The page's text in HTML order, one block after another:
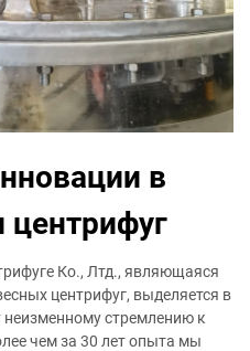
в
центрифуг
Ко., Лтд., являющаяся
центрифуг, выделяется в
стремлению к
чем за 30 лет опыта мы